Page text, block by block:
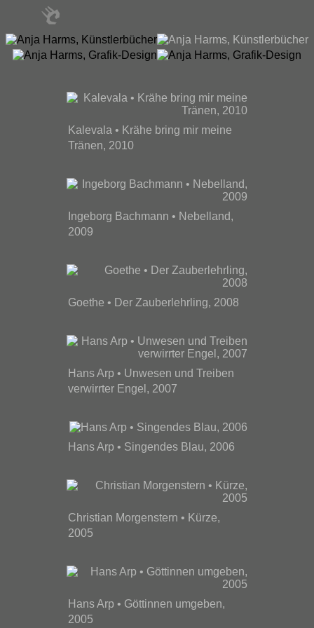
Kalevala • Krähe bring mir meine
Tränen, 2010
Ingeborg Bachmann • Nebelland,
2009
Goethe • Der Zauberlehrling, 2008
Hans Arp • Unwesen und Treiben
verwirrter Engel, 2007
Hans Arp • Singendes Blau, 2006
Christian Morgenstern • Kürze,
2005
Hans Arp • Göttinnen umgeben,
2005